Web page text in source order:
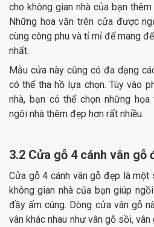
cho không gian nhà của bạn
Những hoa văn trên cửa được
cùng công phu và tỉ mỉ để mang
nhất.
Mẫu cửa này cũng có đa dạng
có thể tha hồ lựa chọn. Tùy vào
nhà, bạn có thể chọn những
ngôi nhà thêm đẹp hơn rất nhiều.
3.2 Cửa gỗ 4 cánh vân gỗ
Cửa gỗ 4 cánh vân gỗ đẹp là một
không gian nhà của bạn giúp
đầy ấm cúng. Dòng cửa vân gỗ
vân khác nhau như vân gỗ sồi, vân